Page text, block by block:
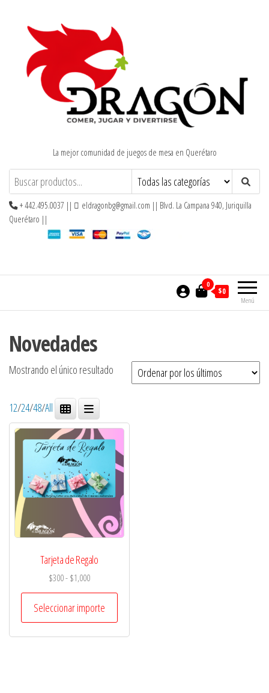
contenido
La mejor comunidad de juegos de mesa en Querétaro
+ 442.495.0037 ||
eldragonbg@gmail.com || Blvd. La Campana 940, Juriquilla
Querétaro ||
Menú
0
$0
Novedades
Mostrando el único resultado
12/24/48/All
Tarjeta de Regalo
$300-$1,000Rango
de
precios:
desde
$300
Seleccionar importe